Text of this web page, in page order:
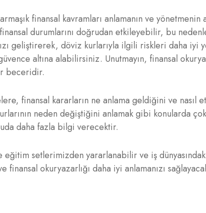
finansal kavramları anlamanın ve yönetmenin
durumlarını doğrudan etkileyebilir, bu
geliştirerek, döviz kurlarıyla ilgili riskleri daha iyi
altına alabilirsiniz. Unutmayın, finansal
beceridir.
finansal kararların ne anlama geldiğini ve nasıl
neden değiştiğini anlamak gibi konularda
daha fazla bilgi verecektir.
eğitim setlerimizden yararlanabilir ve iş
okuryazarlığı daha iyi anlamanızı